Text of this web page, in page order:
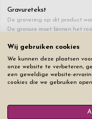
Gravuretekst
De gravering op dit product
De gravure moet binnen het
Klik op het hartje om op die
Wij gebruiken cookies
We kunnen deze plaatsen
onze website te verbeteren,
een geweldige website-
cookies die we gebruiken